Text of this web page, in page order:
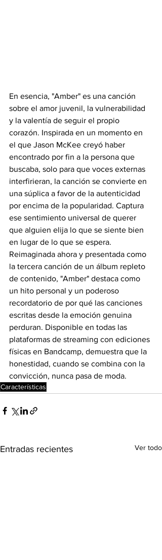
En esencia, "Amber" es una canción
sobre el amor juvenil, la vulnerabilidad
y la valentía de seguir el propio
corazón. Inspirada en un momento en
el que Jason McKee creyó haber
encontrado por fin a la persona que
buscaba, solo para que voces externas
interfirieran, la canción se convierte en
una súplica a favor de la autenticidad
por encima de la popularidad. Captura
ese sentimiento universal de querer
que alguien elija lo que se siente bien
en lugar de lo que se espera.
Reimaginada ahora y presentada como
la tercera canción de un álbum repleto
de contenido, "Amber" destaca como
un hito personal y un poderoso
recordatorio de por qué las canciones
escritas desde la emoción genuina
perduran. Disponible en todas las
plataformas de streaming con ediciones
físicas en Bandcamp, demuestra que la
honestidad, cuando se combina con la
convicción, nunca pasa de moda.
Características
Entradas recientes Ver todo